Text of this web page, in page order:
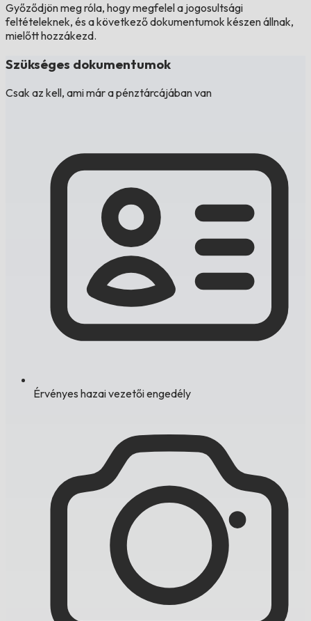
Győződjön meg róla, hogy megfelel a jogosultsági
feltételeknek, és a következő dokumentumok készen állnak,
mielőtt hozzákezd.
Szükséges dokumentumok
Csak az kell, ami már a pénztárcájában van
Érvényes hazai vezetői engedély